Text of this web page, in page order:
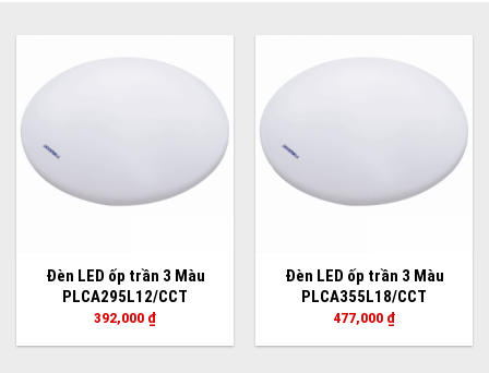
Đèn LED ốp trần 3 Màu
PLCA295L12/CCT
392,000 ₫
Đèn LED ốp trần 3 Màu
PLCA355L18/CCT
477,000 ₫